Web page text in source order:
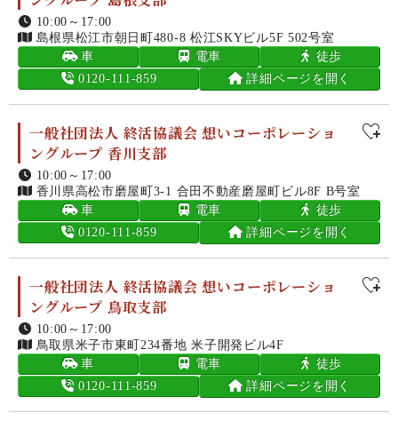
10:00～17:00
島根県松江市朝日町480-8 松江SKYビル5F 502号室
車
電車
徒歩
0120-111-859
詳細ページを開く
一般社団法人 終活協議会 想いコーポレーショ
ングループ 香川支部
10:00～17:00
香川県高松市磨屋町3-1 合田不動産磨屋町ビル8F B号室
車
電車
徒歩
0120-111-859
詳細ページを開く
一般社団法人 終活協議会 想いコーポレーショ
ングループ 鳥取支部
10:00～17:00
鳥取県米子市東町234番地 米子開発ビル4F
車
電車
徒歩
0120-111-859
詳細ページを開く